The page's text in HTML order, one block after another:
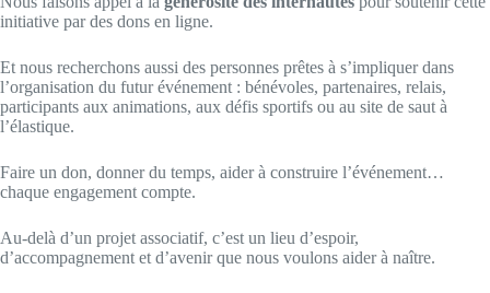
initiative par des dons en ligne.
Et nous recherchons aussi des personnes prêtes à s’impliquer dans
l’organisation du futur événement : bénévoles, partenaires, relais,
participants aux animations, aux défis sportifs ou au site de saut à
l’élastique.
Faire un don, donner du temps, aider à construire l’événement…
chaque engagement compte.
Au-delà d’un projet associatif, c’est un lieu d’espoir,
d’accompagnement et d’avenir que nous voulons aider à naître.